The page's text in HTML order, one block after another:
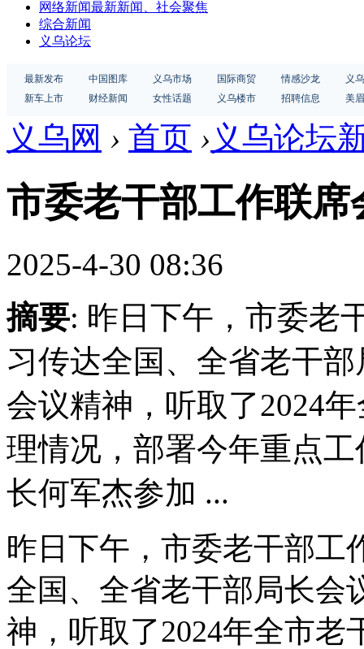
网络新闻最新新闻、社会聚焦
综合新闻
义乌论坛
最新发布 中国图库 义乌市场 国际商贸 情感沙龙
义
新车上市
财经新闻 女性话题 义乌楼市 招聘信息 美
义乌网 › 首页 › 义乌论坛
市委老干部工作联席
2025-4-30 08:36
摘要: 昨日下午，市委老
习传达全国、全省老干
会议精神，听取了2024
理情况，部署今年重点
长何军杰参加 ...
昨日下午，市委老干部工
全国、全省老干部局长会
神，听取了2024年全市